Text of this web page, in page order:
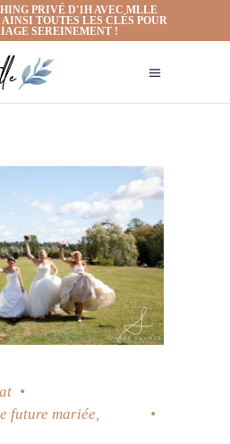
PRIVÉ D'1H AVEC MLLE
TOUTES LES CLÉS POUR
SEREINEMENT !
future mariée